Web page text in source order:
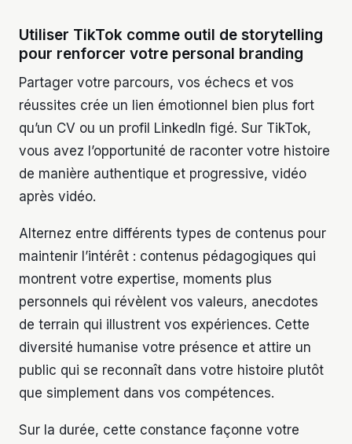
Utiliser TikTok comme outil de storytelling
pour renforcer votre personal branding
Partager votre parcours, vos échecs et vos
réussites crée un lien émotionnel bien plus fort
qu’un CV ou un profil LinkedIn figé. Sur TikTok,
vous avez l’opportunité de raconter votre histoire
de manière authentique et progressive, vidéo
après vidéo.
Alternez entre différents types de contenus pour
maintenir l’intérêt : contenus pédagogiques qui
montrent votre expertise, moments plus
personnels qui révèlent vos valeurs, anecdotes
de terrain qui illustrent vos expériences. Cette
diversité humanise votre présence et attire un
public qui se reconnaît dans votre histoire plutôt
que simplement dans vos compétences.
Sur la durée, cette constance façonne votre